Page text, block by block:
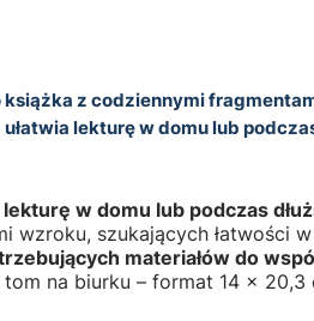
z codziennymi
lekturę w domu lub
w domu lub podczas
wzroku, szukających łatwości
materiałów do
na biurku – format 14 x